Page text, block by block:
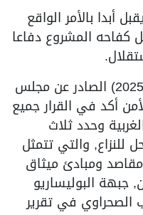
أبدا بالأمر الواقع
كفاحه المشروع دفاعا
ولدى تطرقه إلى القرار 2797 (2025) الصادر عن مجلس
أكد في القرار جميع
وحدد ثلاث
والتي تتمثل
ومبادئ ميثاق
جبهة البوليساريو
في تقرير